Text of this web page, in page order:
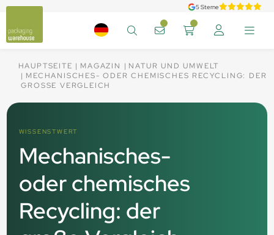
5 Sterne
HAUPTSEITE MAGAZIN
NATUR UND UMWELT
MECHANISCHES- ODER CHEMISCHES RECYCLING: DER
GROSSE VERGLEICH
WISSENSTWERT
Mechanisches-
oder chemisches
Recycling: der